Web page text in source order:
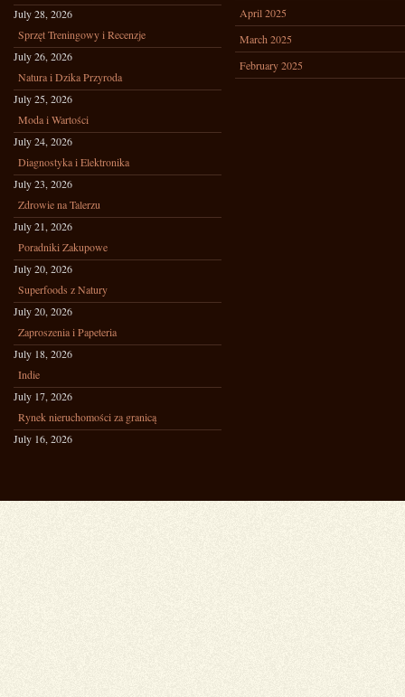
July 28, 2026
Sprzęt Treningowy i Recenzje
July 26, 2026
Natura i Dzika Przyroda
July 25, 2026
Moda i Wartości
July 24, 2026
Diagnostyka i Elektronika
July 23, 2026
Zdrowie na Talerzu
July 21, 2026
Poradniki Zakupowe
July 20, 2026
Superfoods z Natury
July 20, 2026
Zaproszenia i Papeteria
July 18, 2026
Indie
July 17, 2026
Rynek nieruchomości za granicą
July 16, 2026
April 2025
March 2025
February 2025